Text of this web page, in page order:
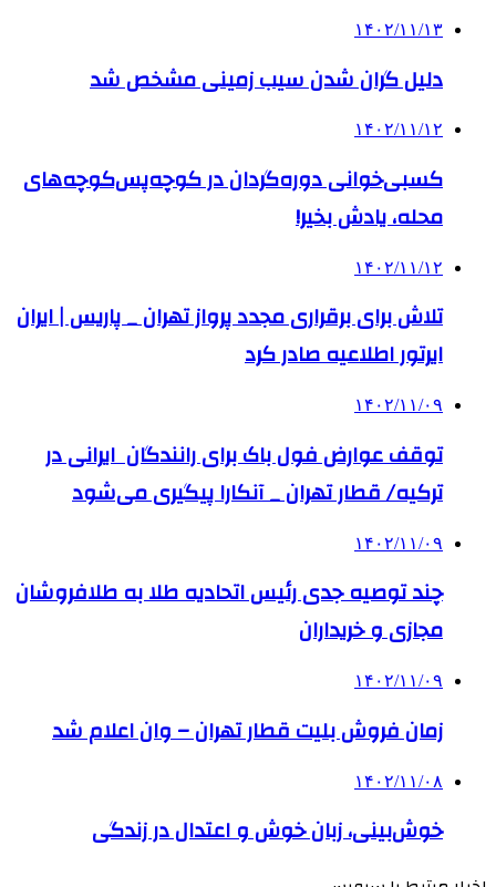
۱۴۰۲/۱۱/۱۳
دلیل گران شدن سیب زمینی مشخص شد
۱۴۰۲/۱۱/۱۲
کسبی‌خوانی‌ دوره‌گردان در کوچه‌پس‌کوچه‌های
محله، یادش بخیر!
۱۴۰۲/۱۱/۱۲
تلاش برای برقراری مجدد پرواز تهران _ پاریس | ایران
ایرتور اطلاعیه صادر کرد
۱۴۰۲/۱۱/۰۹
توقف عوارض فول باک برای رانندگان ایرانی در
ترکیه/ قطار تهران _ آنکارا پیگیری می‌شود
۱۴۰۲/۱۱/۰۹
چند توصیه جدی رئیس اتحادیه طلا به طلافروشان
مجازی و خریداران
۱۴۰۲/۱۱/۰۹
زمان فروش بلیت قطار تهران – وان اعلام شد
۱۴۰۲/۱۱/۰۸
خوش‌بینی، زبان خوش و اعتدال در زندگی